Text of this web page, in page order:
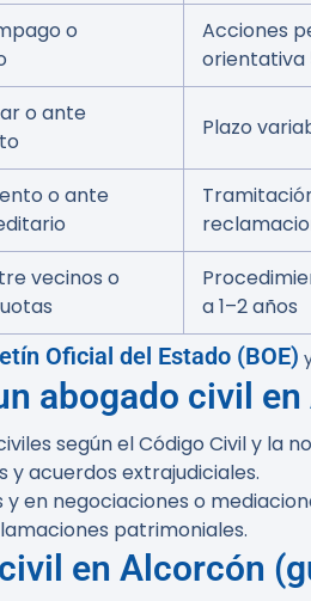
o
Acciones
orientativa
o ante
Plazo
o ante
vecinos o
a 1–2 años
Oficial del Estado (BOE)
abogado civil
según el Código Civil y la
acuerdos extrajudiciales.
en negociaciones o
patrimoniales.
en Alcorcón